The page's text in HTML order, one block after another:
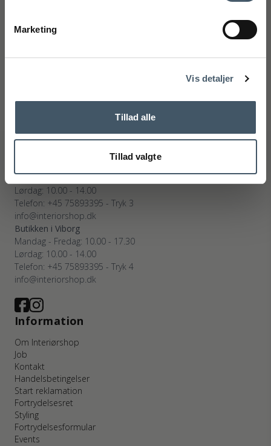
Marketing
Vis detaljer
Tillad alle
Tillad valgte
Webshop kundeservice
Butikken i Løsning
Mandag - Fredag: 10.00 - 17.30
Telefon: +45 75893395 - Tryk 2
Mandag - Fredag: 10.00 - 17.30
Lørdag: 10.00 - 14.00
Telefon: +45 75893395 - Tryk 3
info@interiorshop.dk
Butikken i Viborg
Mandag - Fredag: 10.00 - 17.30
Lørdag: 10.00 - 14.00
Telefon: +45 75893395 - Tryk 4
info@interiorshop.dk
Information
Om Interiørshop
Job
Kontakt
Handelsbetingelser
Start reklamation
Fortrydelsesret
Styling
Fortrydelsesformular
Events